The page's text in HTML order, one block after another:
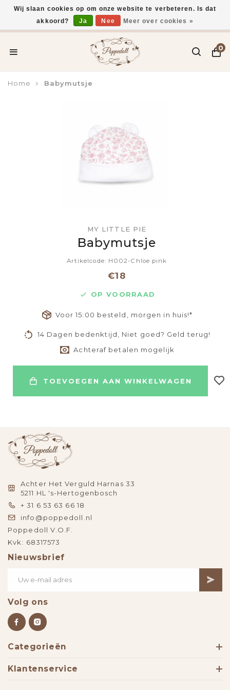
Voor 15:00 uur besteld, vandaag verzonden*
0
Home Babymutsje
MY LITTLE PIE
Babymutsje
Artikelcode: H002-Chloe pink
€18
OP VOORRAAD
Voor 15:00 besteld, morgen in huis!*
14 Dagen bedenktijd, Niet goed? Geld terug!
Achteraf betalen mogelijk
TOEVOEGEN AAN WINKELWAGEN
Achter Het Verguld Harnas 33
5211 HL 's-Hertogenbosch
+ 31 6 53 63 66 18
info@poppedoll.nl
Poppedoll V.O.F.
Kvk: 68317573
Nieuwsbrief
Volg ons
Categorieën
Klantenservice
Wij slaan cookies op om onze website te verbeteren. Is dat
akkoord?
Ja Nee Meer over cookies »